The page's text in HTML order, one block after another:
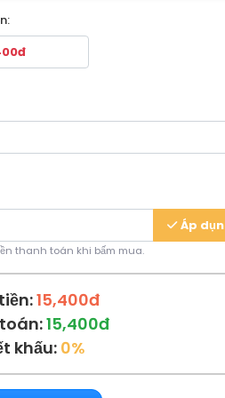
Áp
thanh toán khi bấm mua.
15,400đ
15,400đ
khấu: 0%